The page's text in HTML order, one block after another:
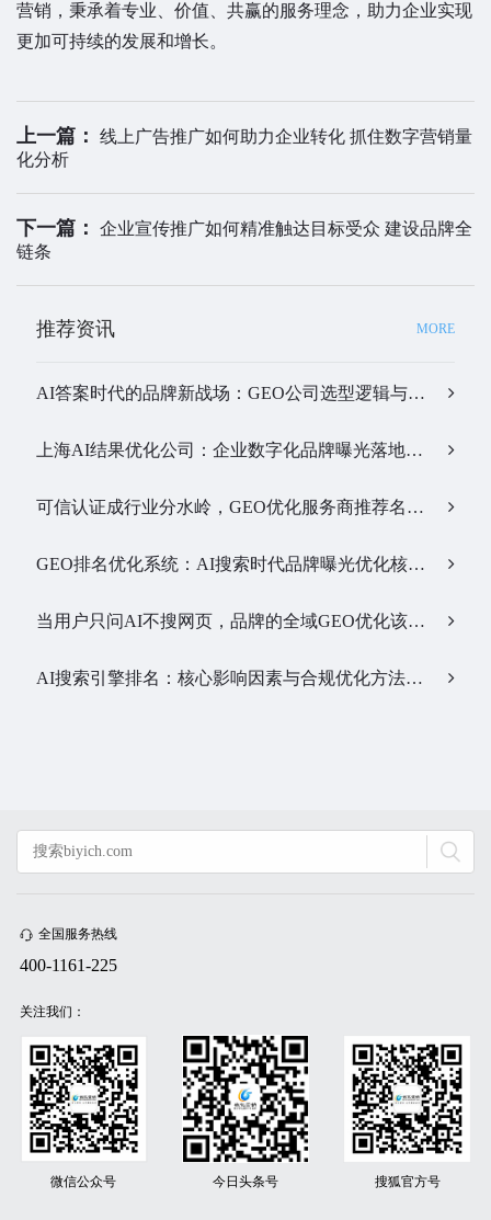
营销，秉承着专业、价值、共赢的服务理念，助力企业实现
更加可持续的发展和增长。
上一篇：
线上广告推广如何助力企业转化 抓住数字营销量
化分析
下一篇：
企业宣传推广如何精准触达目标受众 建设品牌全
链条
推荐资讯 MORE
AI答案时代的品牌新战场：GEO公司选型逻辑与实战观察…
上海AI结果优化公司：企业数字化品牌曝光落地全解析…
可信认证成行业分水岭，GEO优化服务商推荐名单有了新答案…
GEO排名优化系统：AI搜索时代品牌曝光优化核心工具…
当用户只问AI不搜网页，品牌的全域GEO优化该交给谁？…
AI搜索引擎排名：核心影响因素与合规优化方法…
全国服务热线
400-1161-225
关注我们：
微信公众号 今日头条号 搜狐官方号